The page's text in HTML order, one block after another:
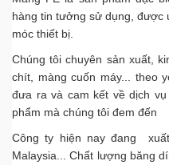
hàng tin tưởng sử dụng, được
móc thiết bị.
Chúng tôi chuyên sản xuất,
chít, màng cuốn máy... theo
đưa ra và cam kết về dịch
phẩm mà chúng tôi đem đến
Công ty hiện nay đang
Malaysia... Chất lượng băng